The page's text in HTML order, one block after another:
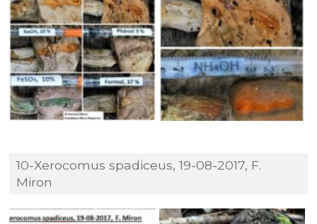
10-Xerocomus spadiceus, 19-08-2017, F.
Miron